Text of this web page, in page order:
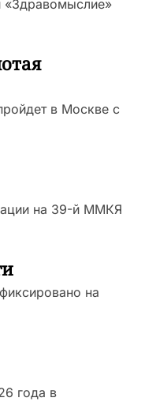
«Здравомыслие»
в Москве с
на 39-й ММКЯ
на
года в